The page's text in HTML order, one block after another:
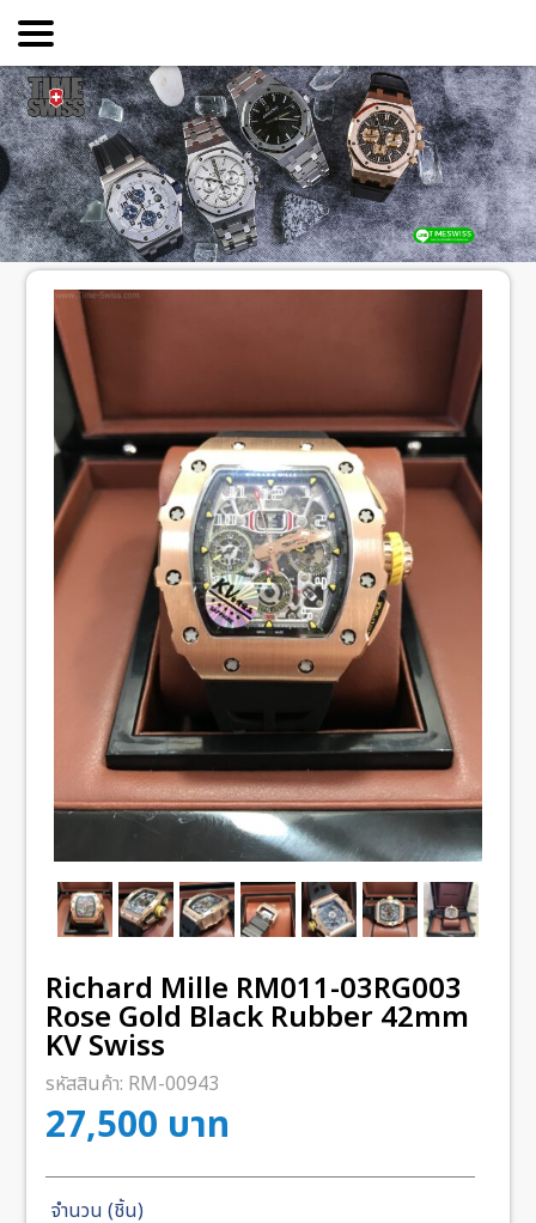
Richard Mille RM011-03RG003
Rose Gold Black Rubber 42mm
KV Swiss
รหัสสินค้า: RM-00943
27,500 บาท